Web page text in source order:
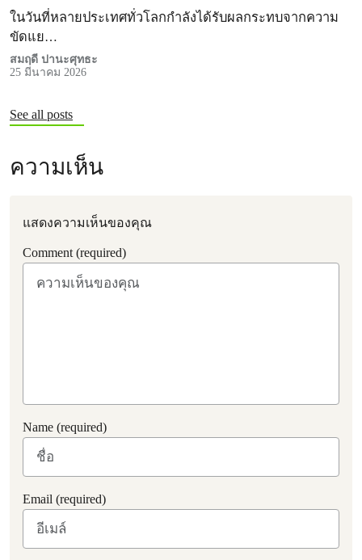
ในวันที่หลายประเทศทั่วโลกกำลังได้รับผลกระทบจากความ
ขัดแย…
สมฤดี ปานะศุทธะ
25 มีนาคม 2026
See all posts
ความเห็น
แสดงความเห็นของคุณ
Comment (required)
Name (required)
Email (required)